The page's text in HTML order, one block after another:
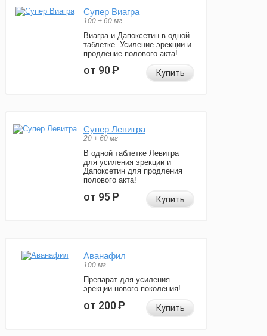
Супер Виагра
100 + 60 мг
Виагра и Дапоксетин в одной
таблетке. Усиление эрекции и
продление полового акта!
от 90Р Купить
Супер Левитра
20 + 60 мг
В одной таблетке Левитра
для усиления эрекции и
Дапоксетин для продления
полового акта!
от 95Р Купить
Аванафил
100 мг
Препарат для усиления
эрекции нового поколения!
от 200Р Купить